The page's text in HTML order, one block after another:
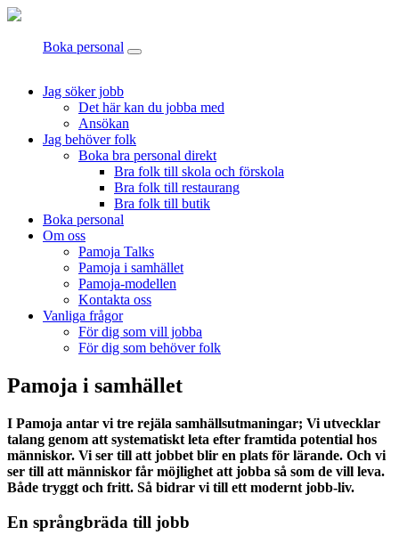
Boka personal
Jag söker jobb
Det här kan du jobba med
Ansökan
Jag behöver folk
Boka bra personal direkt
Bra folk till skola och förskola
Bra folk till restaurang
Bra folk till butik
Boka personal
Om oss
Pamoja Talks
Pamoja i samhället
Pamoja-modellen
Kontakta oss
Vanliga frågor
För dig som vill jobba
För dig som behöver folk
Pamoja i samhället
I Pamoja antar vi tre rejäla samhällsutmaningar; Vi utvecklar
talang genom att systematiskt leta efter framtida potential hos
människor. Vi ser till att jobbet blir en plats för lärande. Och vi
ser till att människor får möjlighet att jobba så som de vill leva.
Både tryggt och fritt. Så bidrar vi till ett modernt jobb-liv.
En språngbräda till jobb